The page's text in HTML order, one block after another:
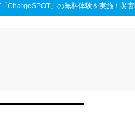
ChargeSPOT」の無料体験を実施！災